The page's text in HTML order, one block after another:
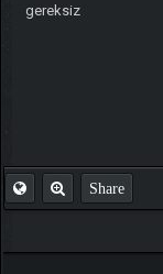
gereksiz
Share